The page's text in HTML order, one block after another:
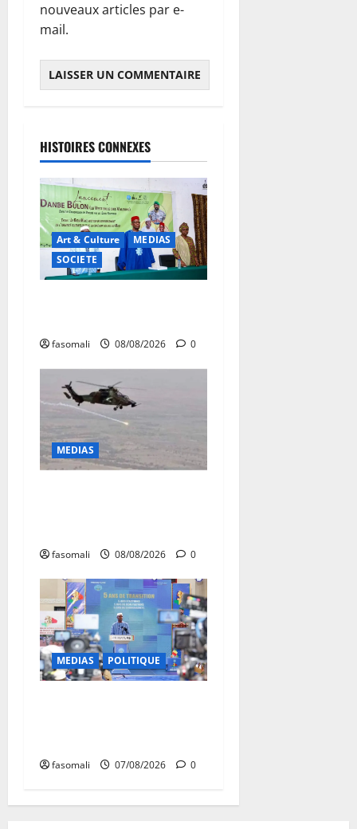
nouveaux articles par e-
mail.
HISTOIRES CONNEXES
Art & Culture
MEDIAS
SOCIETE
fasomali 08/08/2026 0
MEDIAS
fasomali 08/08/2026 0
MEDIAS POLITIQUE
fasomali 07/08/2026 0